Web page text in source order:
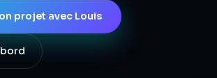
projet avec Louis